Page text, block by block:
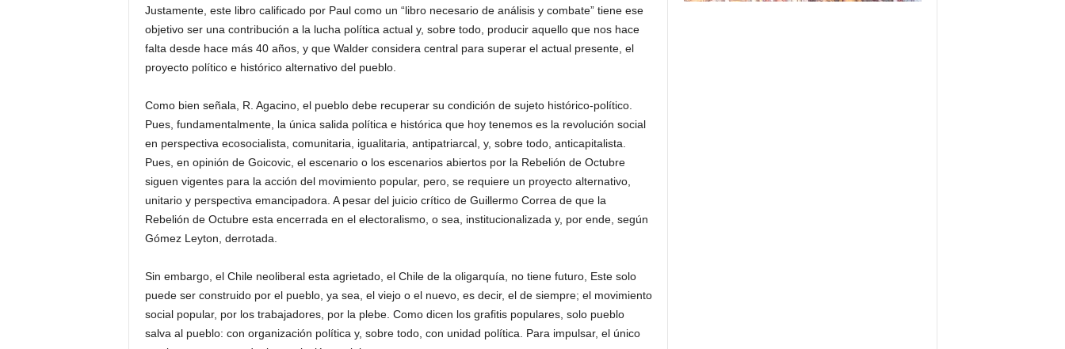
Justamente, este libro calificado por Paul como un “libro necesario de análisis y combate” tiene ese
objetivo ser una contribución a la lucha política actual y, sobre todo, producir aquello que nos hace
falta desde hace más 40 años, y que Walder considera central para superar el actual presente, el
proyecto político e histórico alternativo del pueblo.
Como bien señala, R. Agacino, el pueblo debe recuperar su condición de sujeto histórico-político.
Pues, fundamentalmente, la única salida política e histórica que hoy tenemos es la revolución social
en perspectiva ecosocialista, comunitaria, igualitaria, antipatriarcal, y, sobre todo, anticapitalista.
Pues, en opinión de Goicovic, el escenario o los escenarios abiertos por la Rebelión de Octubre
siguen vigentes para la acción del movimiento popular, pero, se requiere un proyecto alternativo,
unitario y perspectiva emancipadora. A pesar del juicio crítico de Guillermo Correa de que la
Rebelión de Octubre esta encerrada en el electoralismo, o sea, institucionalizada y, por ende, según
Gómez Leyton, derrotada.
Sin embargo, el Chile neoliberal esta agrietado, el Chile de la oligarquía, no tiene futuro, Este solo
puede ser construido por el pueblo, ya sea, el viejo o el nuevo, es decir, el de siempre; el movimiento
social popular, por los trabajadores, por la plebe. Como dicen los grafitis populares, solo pueblo
salva al pueblo: con organización política y, sobre todo, con unidad política. Para impulsar, el único